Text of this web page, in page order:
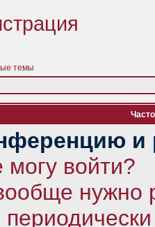
темы
и
войти?
нужно